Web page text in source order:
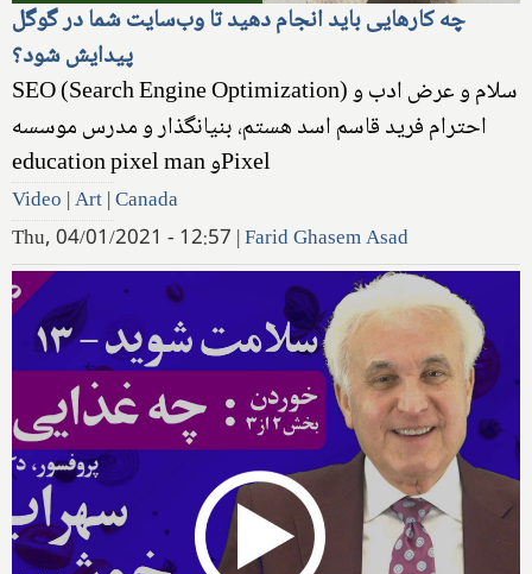
چه کارهایی باید انجام دهید تا وب‌سایت شما در گوگل
پیدایش شود؟
SEO (Search Engine Optimization) سلام و عرض ادب و
احترام فرید قاسم اسد هستم، بنیانگذار و مدرس موسسه
‌education pixel man و‌Pixel
Video |Art|Canada
Thu, 04/01/2021 - 12:57 |Farid Ghasem Asad